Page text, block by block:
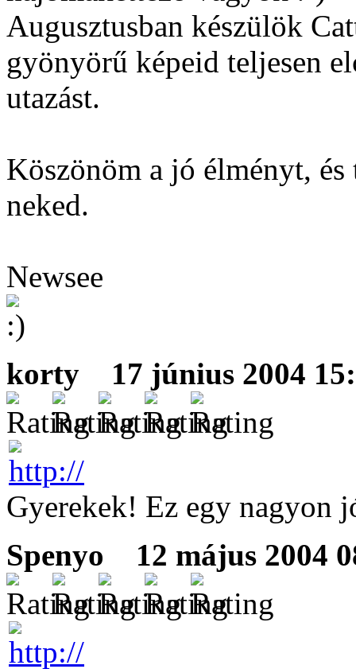
Augusztusban készülök
gyönyörű képeid teljesen
utazást.
Köszönöm a jó élményt,
neked.
Newsee
korty 17 június 2004
Gyerekek! Ez egy nagyon
Spenyo
12 május 2004